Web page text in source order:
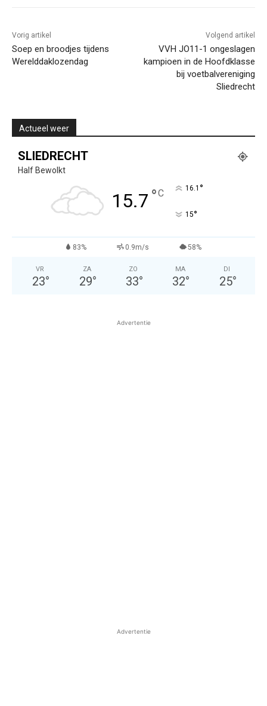
Vorig artikel
Soep en broodjes tijdens
Werelddaklozendag
Volgend artikel
VVH JO11-1 ongeslagen
kampioen in de Hoofdklasse
bij voetbalvereniging
Sliedrecht
Actueel weer
SLIEDRECHT
Half Bewolkt
15.7 °C 16.1 °
15°
83% 0.9m/s 58%
VR
23°
ZA
29°
ZO
33°
MA
32°
DI
25°
Advertentie
Advertentie